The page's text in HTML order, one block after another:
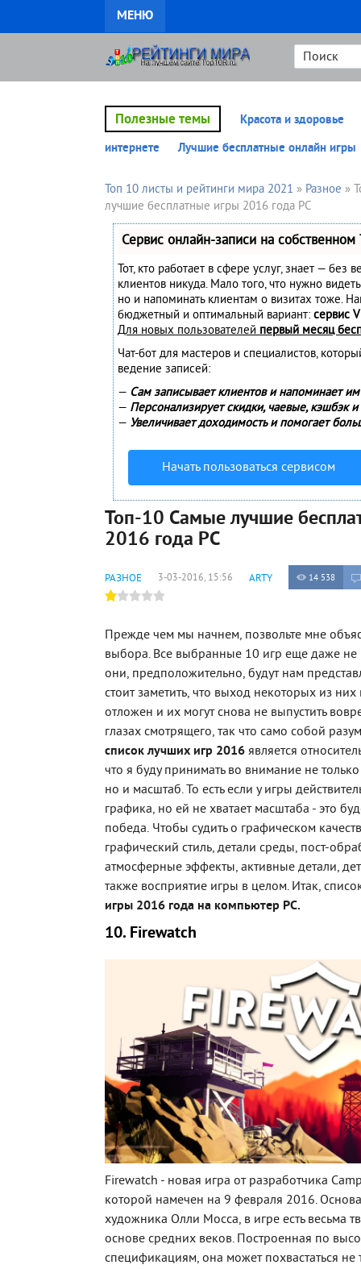
МЕНЮ
Полезные темы
Красота и здоровье
интернете
Лучшие бесплатные онлайн игры
Топ 10 листы и рейтинги мира 2021 » Разное »
лучшие бесплатные игры 2016 года PC
Сервис онлайн-записи на
Тот, кто работает в сфере услуг, знает — без
клиентов никуда. Мало того, что нужно
но и напоминать клиентам о визитах тоже.
бюджетный и оптимальный вариант: сервис
Для новых пользователейпервый месяц
Чат-бот для мастеров и специалистов,
ведение записей:
— Сам записывает клиентов и напоминает
— Персонализирует скидки, чаевые, кэшбэк
— Увеличивает доходимость и помогает
Начать пользоваться сервисом
Топ-10 Самые лучшие
2016 года PC
РАЗНОЕ 3-03-2016, 15:56 ARTY 14 538
Прежде чем мы начнем, позвольте мне
выбора. Все выбранные 10 игр еще даже
они, предположительно, будут нам
стоит заметить, что выход некоторых из
отложен и их могут снова не выпустить
глазах смотрящего, так что само собой
список лучших игр 2016 является
что я буду принимать во внимание не
но и масштаб. То есть если у игры
графика, но ей не хватает масштаба - это
победа. Чтобы судить о графическом
графический стиль, детали среды, пост-
атмосферные эффекты, активные детали,
также восприятие игры в целом. Итак,
игры 2016 года на компьютер PC.
10. Firewatch
Firewatch - новая игра от разработчика
которой намечен на 9 февраля 2016.
художника Олли Мосса, в игре есть весьма
основе средних веков. Построенная по
спецификациям, она может похвастаться не